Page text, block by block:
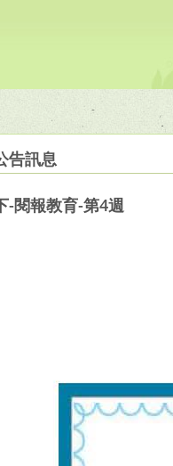
告訊息
-閱報教育-第4週